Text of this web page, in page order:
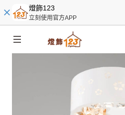
燈飾123
立刻使用官方APP